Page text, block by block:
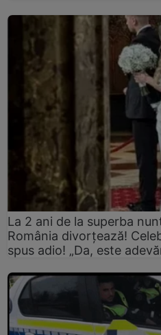
La 2 ani de la superba
România divorțează!
spus adio! „Da, este